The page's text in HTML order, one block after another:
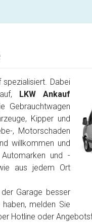
spezialisiert. Dabei
LKW Ankauf
Gebrauchtwagen
Kipper und
, Motorschaden
willkommen und
und -
aus jedem Ort
Garage besser
melden Sie
Hotline oder